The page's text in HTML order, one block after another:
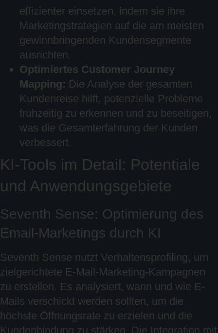
effizienter einsetzen, indem sie ihre
Marketingstrategien auf die am meisten
gewinnbringenden Kundensegmente
ausrichten.
Optimiertes Customer Journey
Mapping: Die Analyse der gesamten
Kundenreise hilft, potenzielle Probleme
frühzeitig zu erkennen und zu beseitigen,
was die Gesamterfahrung der Kunden
verbessert.
KI-Tools im Detail: Potentiale
und Anwendungsgebiete
Seventh Sense: Optimierung des
Email-Marketings durch KI
Seventh Sense nutzt Verhaltensprofiling, um
zielgerichtete E-Mail-Marketing-Kampagnen
zu erstellen. Es analysiert, wann und wie E-
Mails verschickt werden sollten, um die
höchste Öffnungsrate zu erzielen und die
Kundenbindung zu stärken. Die Integration mit